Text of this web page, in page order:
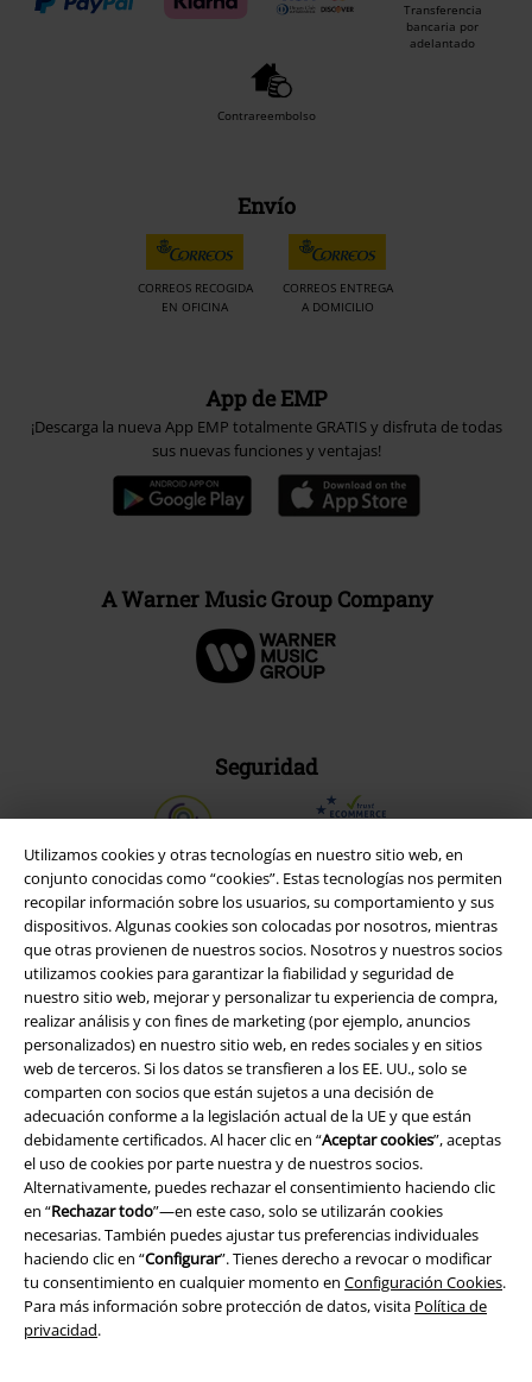
Utilizamos cookies y otras tecnologías en nuestro sitio web, en
conjunto conocidas como “cookies”. Estas tecnologías nos permiten
recopilar información sobre los usuarios, su comportamiento y sus
dispositivos. Algunas cookies son colocadas por nosotros, mientras
que otras provienen de nuestros socios. Nosotros y nuestros socios
utilizamos cookies para garantizar la fiabilidad y seguridad de
nuestro sitio web, mejorar y personalizar tu experiencia de compra,
realizar análisis y con fines de marketing (por ejemplo, anuncios
personalizados) en nuestro sitio web, en redes sociales y en sitios
web de terceros. Si los datos se transfieren a los EE. UU., solo se
comparten con socios que están sujetos a una decisión de
adecuación conforme a la legislación actual de la UE y que están
debidamente certificados. Al hacer clic en “Aceptar cookies”, aceptas
el uso de cookies por parte nuestra y de nuestros socios.
Alternativamente, puedes rechazar el consentimiento haciendo clic
en “Rechazar todo”—en este caso, solo se utilizarán cookies
necesarias. También puedes ajustar tus preferencias individuales
haciendo clic en “Configurar”. Tienes derecho a revocar o modificar
tu consentimiento en cualquier momento en Configuración Cookies.
Para más información sobre protección de datos, visita Política de
privacidad.
Transferencia
bancaria por
adelantado
Contrareembolso
Envío
CORREOS RECOGIDA
EN OFICINA
CORREOS ENTREGA
A DOMICILIO
App de EMP
¡Descarga la nueva App EMP totalmente GRATIS y disfruta de todas
sus nuevas funciones y ventajas!
A Warner Music Group Company
Seguridad
Legal
Términos y Condiciones
Aviso Legal
Ley protección de datos
Eliminación de residuos y protección del medioambiente